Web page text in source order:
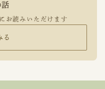
お読みいただけます
る